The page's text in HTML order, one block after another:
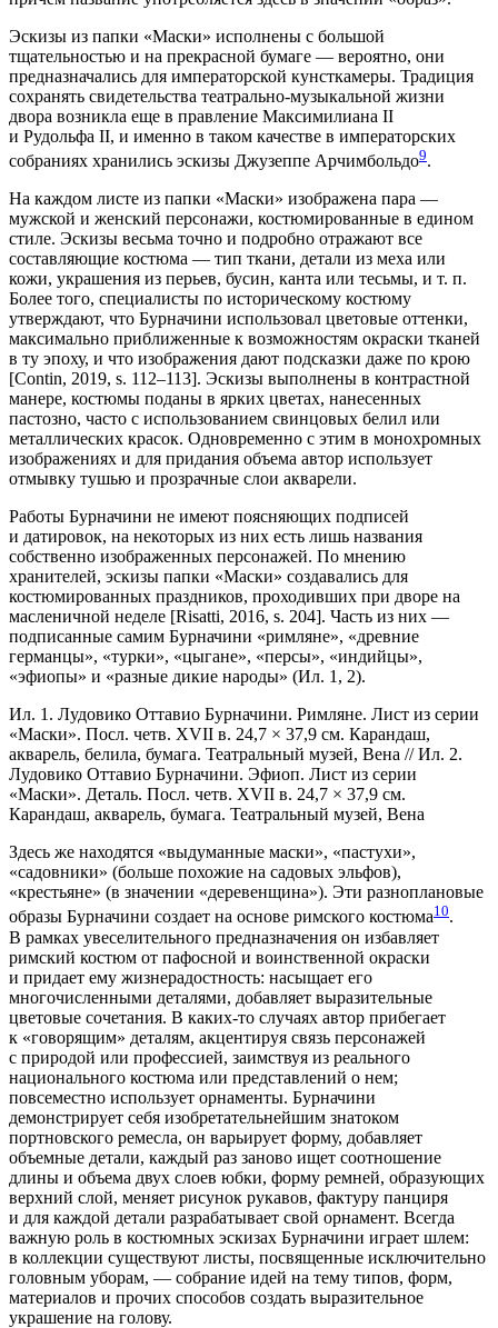
Эскизы из папки «Маски» исполнены с большой
тщательностью и на прекрасной бумаге — вероятно, они
предназначались для императорской кунсткамеры. Традиция
сохранять свидетельства театрально-музыкальной жизни
двора возникла еще в правление Максимилиана II
и Рудольфа II, и именно в таком качестве в императорских
собраниях хранились эскизы Джузеппе Арчимбольдо9.
На каждом листе из папки «Маски» изображена пара —
мужской и женский персонажи, костюмированные в едином
стиле. Эскизы весьма точно и подробно отражают все
составляющие костюма — тип ткани, детали из меха или
кожи, украшения из перьев, бусин, канта или тесьмы, и т. п.
Более того, специалисты по историческому костюму
утверждают, что Бурначини использовал цветовые оттенки,
максимально приближенные к возможностям окраски тканей
в ту эпоху, и что изображения дают подсказки даже по крою
[Contin, 2019, s. 112–113]. Эскизы выполнены в контрастной
манере, костюмы поданы в ярких цветах, нанесенных
пастозно, часто с использованием свинцовых белил или
металлических красок. Одновременно с этим в монохромных
изображениях и для придания объема автор использует
отмывку тушью и прозрачные слои акварели.
Работы Бурначини не имеют поясняющих подписей
и датировок, на некоторых из них есть лишь названия
собственно изображенных персонажей. По мнению
хранителей, эскизы папки «Маски» создавались для
костюмированных праздников, проходивших при дворе на
масленичной неделе [Risatti, 2016, s. 204]. Часть из них —
подписанные самим Бурначини «римляне», «древние
германцы», «турки», «цыгане», «персы», «индийцы»,
«эфиопы» и «разные дикие народы» (Ил. 1, 2).
Ил. 1. Лудовико Оттавио Бурначини. Римляне. Лист из серии
«Маски». Посл. четв. XVII в. 24,7 × 37,9 см. Карандаш,
акварель, белила, бумага. Театральный музей, Вена // Ил. 2.
Лудовико Оттавио Бурначини. Эфиоп. Лист из серии
«Маски». Деталь. Посл. четв. XVII в. 24,7 × 37,9 см.
Карандаш, акварель, бумага. Театральный музей, Вена
Здесь же находятся «выдуманные маски», «пастухи»,
«садовники» (больше похожие на садовых эльфов),
«крестьяне» (в значении «деревенщина»). Эти разноплановые
образы Бурначини создает на основе римского костюма10.
В рамках увеселительного предназначения он избавляет
римский костюм от пафосной и воинственной окраски
и придает ему жизнерадостность: насыщает его
многочисленными деталями, добавляет выразительные
цветовые сочетания. В ­каких-то случаях автор прибегает
к «говорящим» деталям, акцентируя связь персонажей
с природой или профессией, заимствуя из реального
национального костюма или представлений о нем;
повсеместно использует орнаменты. Бурначини
демонстрирует себя изобретательнейшим знатоком
портновского ремесла, он варьирует форму, добавляет
объемные детали, каждый раз заново ищет соотношение
длины и объема двух слоев юбки, форму ремней, образующих
верхний слой, меняет рисунок рукавов, фактуру панциря
и для каждой детали разрабатывает свой орнамент. Всегда
важную роль в костюмных эскизах Бурначини играет шлем:
в коллекции существуют листы, посвященные исключительно
головным уборам, — собрание идей на тему типов, форм,
материалов и прочих способов создать выразительное
украшение на голову.